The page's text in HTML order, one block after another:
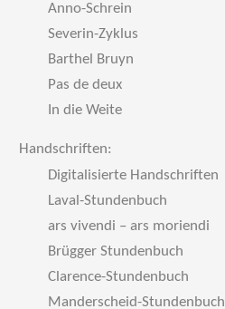
Anno-Schrein
Severin-Zyklus
Barthel Bruyn
Pas de deux
In die Weite
Handschriften:
Digitalisierte Handschriften
Laval-Stundenbuch
ars vivendi – ars moriendi
Brügger Stundenbuch
Clarence-Stundenbuch
Manderscheid-Stundenbuch